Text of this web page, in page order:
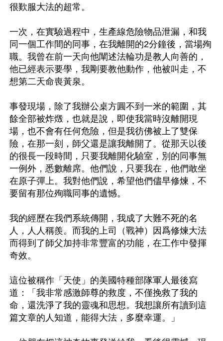
很歎服大法的超常。
一次，在實驗過程中，生產線危險物品泄漏，和我
同一個工作間的同事，在我離開的2分鐘後，當場殉
職。我曾在前一天向他闡述法輪功是教人向善的，
他已經表示要學，我剛要教他動作，他被叫走，不
想第二天命喪黃泉。
事發現場，除了我辦公桌方圓不到一米的範圍，其
餘全部被炸燬，也就是說，即使我當時沒離開現
場，也不會有任何危險，但是我彷佛被上了雙保
險，在那一刻，師父還是讓我離開了。從那天以後
的很長一段時間，只要我離開化驗室，別的同事無
一例外，悉數離席。他們說，只要我在，他們敢坐
在原子彈上。我對他們說，希望他們儘早修煉，不
要留有那位殉職同事的遺憾。
我的經歷在我們系統傳開，我成了大難不死的名
人，人人稱羨。而我的上司（戰神）因爲修煉大法
而得到了師父加持非常豐富的功能，在工作中發揮
奇效。
這位被稱作「天使」的美國特種部隊軍人最後寫
道：「我非常感激師尊的救度，不僅挽救了我的
命，還洗淨了我的靈魂和思想。我想讓所有讀到這
篇文章的人知道，能得大法，多麼幸運。」